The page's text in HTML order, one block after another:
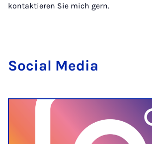
kontaktieren Sie mich gern.
So­cial Me­dia